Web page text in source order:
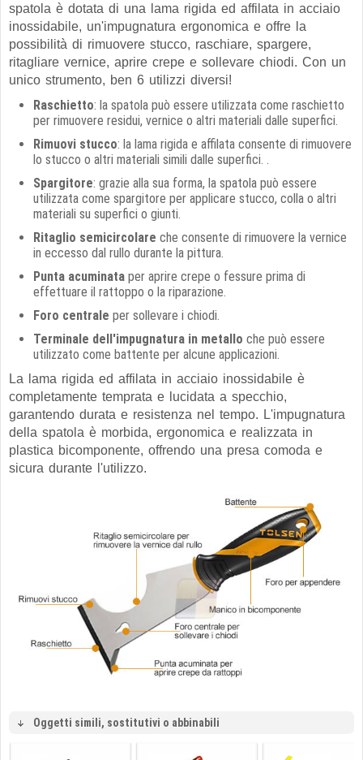
spatola è dotata di una lama rigida ed affilata in acciaio
inossidabile, un'impugnatura ergonomica e offre la
possibilità di rimuovere stucco, raschiare, spargere,
ritagliare vernice, aprire crepe e sollevare chiodi. Con un
unico strumento, ben 6 utilizzi diversi!
Raschietto: la spatola può essere utilizzata come raschietto
per rimuovere residui, vernice o altri materiali dalle superfici.
Rimuovi stucco: la lama rigida e affilata consente di rimuovere
lo stucco o altri materiali simili dalle superfici. .
Spargitore: grazie alla sua forma, la spatola può essere
utilizzata come spargitore per applicare stucco, colla o altri
materiali su superfici o giunti.
Ritaglio semicircolare che consente di rimuovere la vernice
in eccesso dal rullo durante la pittura.
Punta acuminata per aprire crepe o fessure prima di
effettuare il rattoppo o la riparazione.
Foro centrale per sollevare i chiodi.
Terminale dell'impugnatura in metallo che può essere
utilizzato come battente per alcune applicazioni.
La lama rigida ed affilata in acciaio inossidabile è
completamente temprata e lucidata a specchio,
garantendo durata e resistenza nel tempo. L'impugnatura
della spatola è morbida, ergonomica e realizzata in
plastica bicomponente, offrendo una presa comoda e
sicura durante l'utilizzo.
Oggetti simili, sostitutivi o abbinabili